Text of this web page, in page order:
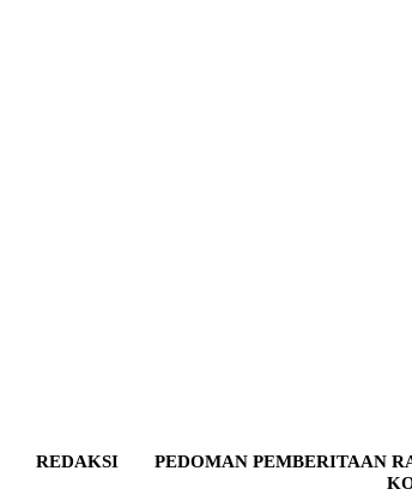
REDAKSI
PEDOMAN PEMBERITAAN